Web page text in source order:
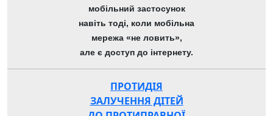
мобільний застосунок
навіть тоді, коли мобільна
мережа «не ловить»,
але є доступ до інтернету.
ПРОТИДІЯ
ЗАЛУЧЕННЯ ДІТЕЙ